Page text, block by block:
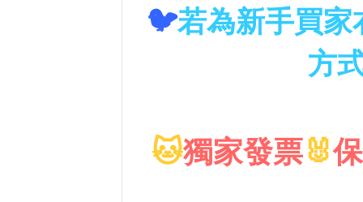
🐦若為新手買
方
🐱獨家發票🐰